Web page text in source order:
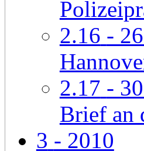
2.16 -
2.17 -
Brief an
3 - 2010